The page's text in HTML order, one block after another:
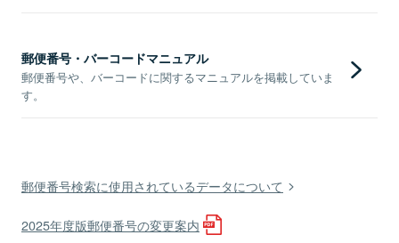
郵便番号・バーコードマニュアル
郵便番号や、バーコードに関するマニュアルを掲載していま
す。
郵便番号検索に使用されているデータについて
2025年度版郵便番号の変更案内